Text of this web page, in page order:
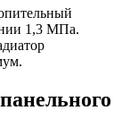
1,3 МПа.